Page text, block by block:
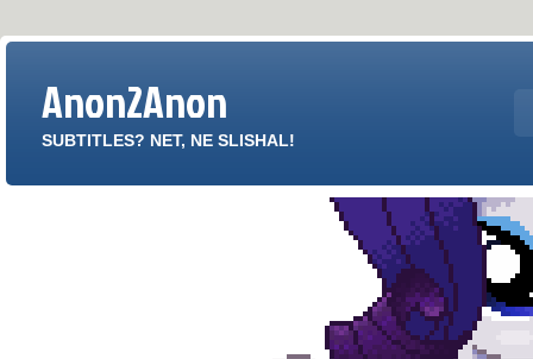
Anon2Anon
SUBTITLES? NET, NE SLISHAL!